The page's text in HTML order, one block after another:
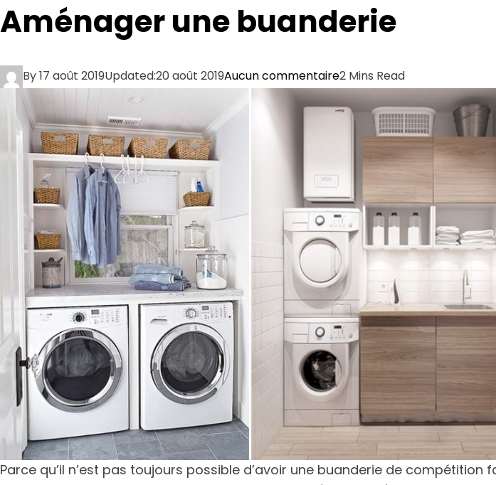
Aménager une buanderie
By17 août 2019Updated:20 août 2019Aucun commentaire2 Mins Read
Parce qu’il n’est pas toujours possible d’avoir une buanderie de